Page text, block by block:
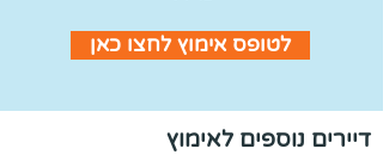
לטופס אימוץ לחצו כאן
דיירים נוספים לאימוץ